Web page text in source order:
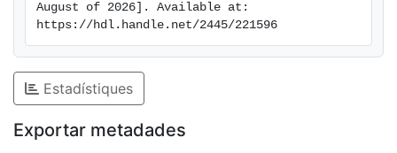
August of 2026]. Available at:
https://hdl.handle.net/2445/221596
Estadístiques
Exportar metadades